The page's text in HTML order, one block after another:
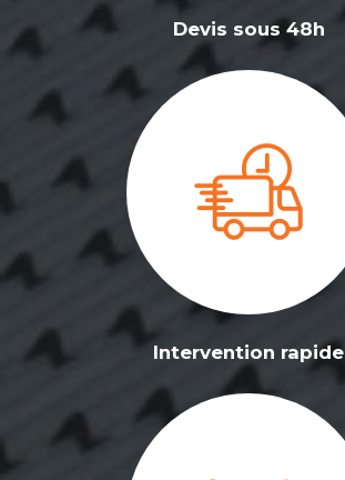
Devis sous 48h
Intervention rapide